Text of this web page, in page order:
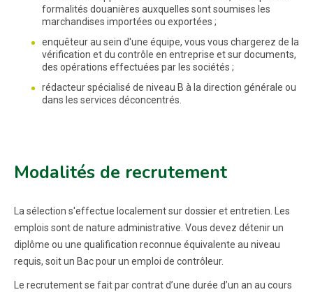
formalités douanières auxquelles sont soumises les
marchandises importées ou exportées ;
enquêteur au sein d'une équipe, vous vous chargerez de la
vérification et du contrôle en entreprise et sur documents,
des opérations effectuées par les sociétés ;
rédacteur spécialisé de niveau B à la direction générale ou
dans les services déconcentrés.
Modalités de recrutement
La sélection s'effectue localement sur dossier et entretien. Les
emplois sont de nature administrative. Vous devez détenir un
diplôme ou une qualification reconnue équivalente au niveau
requis, soit un Bac pour un emploi de contrôleur.
Le recrutement se fait par contrat d’une durée d’un an au cours